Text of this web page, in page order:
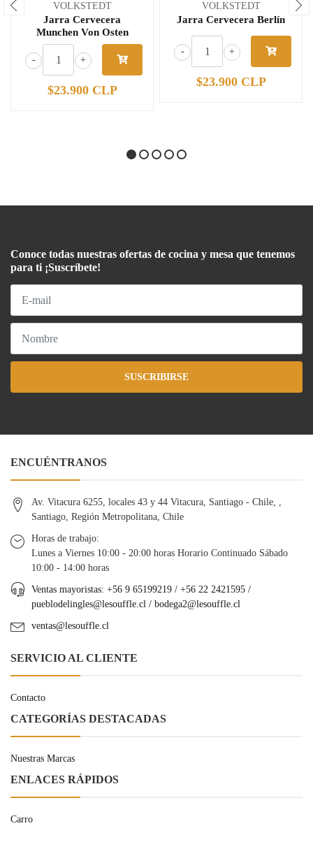
VOLKSTEDT
Jarra Cervecera
Munchen Von Osten
+
-
$23.900 CLP
VOLKSTEDT
Jarra Cervecera Berlín
+
-
$23.900 CLP
Conoce todas nuestras ofertas de cocina y mesa que tenemos
para ti ¡Suscríbete!
SUSCRIBIRSE
ENCUÉNTRANOS
Av. Vitacura 6255, locales 43 y 44 Vitacura, Santiago - Chile, ,
Santiago, Región Metropolitana, Chile
Horas de trabajo:
Lunes a Viernes 10:00 - 20:00 horas Horario Continuado Sábado
10:00 - 14:00 horas
Ventas mayoristas: +56 9 65199219 / +56 22 2421595 /
pueblodelingles@lesouffle.cl / bodega2@lesouffle.cl
ventas@lesouffle.cl
SERVICIO AL CLIENTE
Contacto
CATEGORÍAS DESTACADAS
Nuestras Marcas
ENLACES RÁPIDOS
Carro